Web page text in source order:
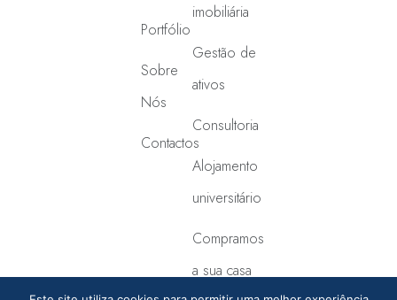
Portfólio
Sobre
Nós
Contactos
imobiliária
Gestão de
ativos
Consultoria
Alojamento
universitário
Compramos
a sua casa